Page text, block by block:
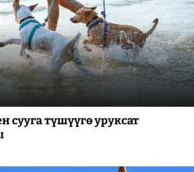
сууга түшүүгө уруксат